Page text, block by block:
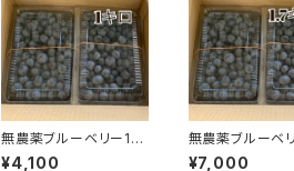
無農薬ブルーベリー1キ
ロ
¥4,100
無農薬ブルーベ
キロ
¥7,000